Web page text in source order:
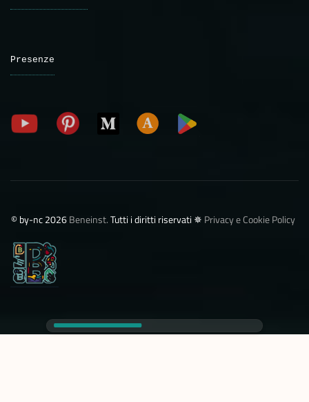
Presenze
©️ by-nc 2026Beneinst.Tutti i diritti riservati ✵ Privacy e Cookie Policy